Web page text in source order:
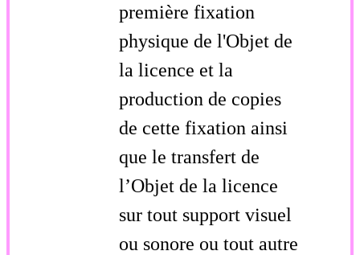
première fixation
physique de l'Objet de
la licence et la
production de copies
de cette fixation ainsi
que le transfert de
l’Objet de la licence
sur tout support visuel
ou sonore ou tout autre